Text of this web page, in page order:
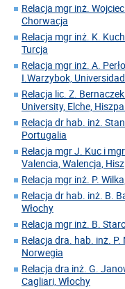
Relacja mgr inż.
Chorwacja
Relacja mgr inż. K.
Turcja
Relacja mgr inż. A.
I.Warzybok,
Relacja lic. Z.
University, Elche,
Relacja dr hab. inż.
Portugalia
Relacja mgr J. Kuc i
Valencia, Walencja,
Relacja mgr inż. P.
Relacja dr hab. inż. B.
Włochy
Relacja mgr inż. B.
Relacja dra. hab. inż.
Norwegia
Relacja dra inż. G.
Cagliari, Włochy